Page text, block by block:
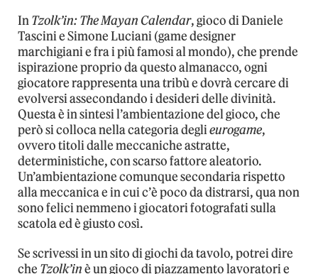
InTzolk’in: The Mayan Calendar, gioco di Daniele
Tascini e Simone Luciani (game designer
marchigiani e fra i più famosi al mondo), che prende
ispirazione proprio da questo almanacco, ogni
giocatore rappresenta una tribù e dovrà cercare di
evolversi assecondando i desideri delle divinità.
Questa è in sintesi l’ambientazione del gioco, che
però si colloca nella categoria deglieurogame,
ovvero titoli dalle meccaniche astratte,
deterministiche, con scarso fattore aleatorio.
Un’ambientazione comunque secondaria rispetto
alla meccanica e in cui c’è poco da distrarsi, qua non
sono felici nemmeno i giocatori fotografati sulla
scatola ed è giusto così.
Se scrivessi in un sito di giochi da tavolo, potrei dire
che Tzolk’inè un gioco di piazzamento lavoratori e